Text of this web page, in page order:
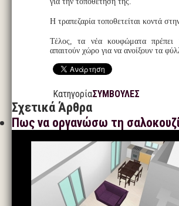
Η τραπεζαρία τοποθετείται κοντά
Τέλος, τα νέα κουφώματα πρέπει
απαιτούν χώρο για να ανοίξουν τα
ΚατηγορίαΣΥΜΒΟΥΛΕΣ
Σχετικά Άρθρα
Πως να οργανώσω τη